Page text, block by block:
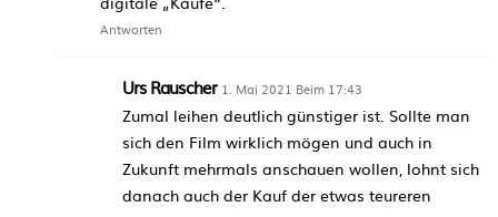
Antworten
Urs Rauscher 1. Mai 2021 Beim 17:43
Zumal leihen deutlich günstiger ist. Sollte man
sich den Film wirklich mögen und auch in
Zukunft mehrmals anschauen wollen, lohnt sich
danach auch der Kauf der etwas teureren